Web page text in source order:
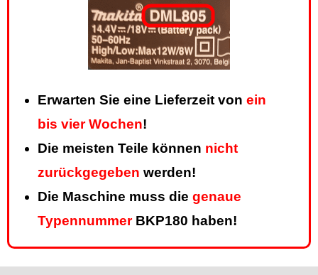
Erwarten Sie eine Lieferzeit von ein
bis vier Wochen!
Die meisten Teile können nicht
zurückgegeben werden!
Die Maschine muss die genaue
TypennummerBKP180 haben!